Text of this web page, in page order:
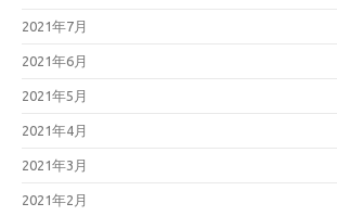
2021年7月
2021年6月
2021年5月
2021年4月
2021年3月
2021年2月